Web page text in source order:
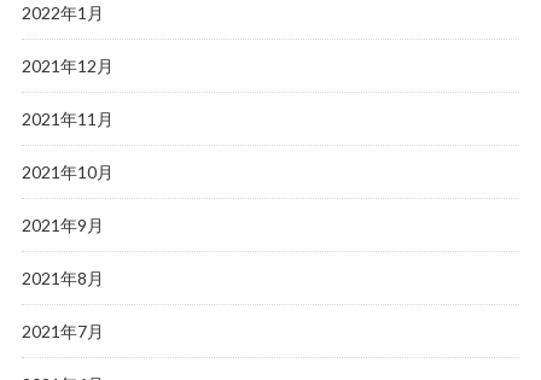
2022年1月
2021年12月
2021年11月
2021年10月
2021年9月
2021年8月
2021年7月